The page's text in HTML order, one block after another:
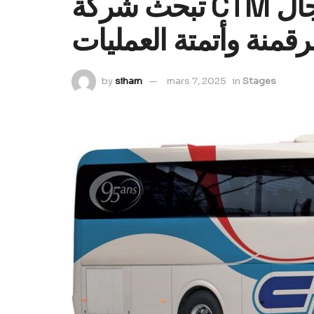
وأتمتة العمليات
bysiham mars 7, 2025 in Stages